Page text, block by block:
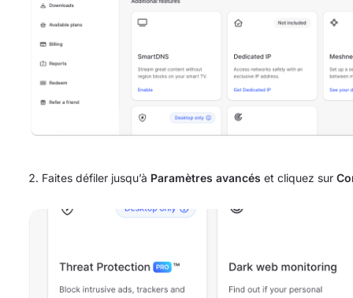
Faites défiler jusqu’à Paramètres avancés et cliquez sur